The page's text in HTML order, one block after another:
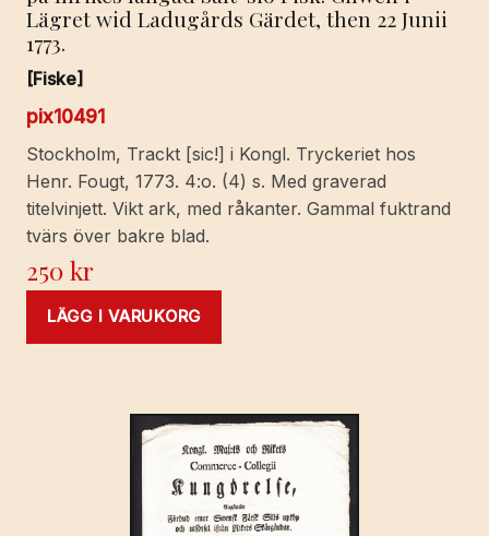
Lägret wid Ladugårds Gärdet, then 22 Junii
1773.
[Fiske]
pix10491
Stockholm, Trackt [sic!] i Kongl. Tryckeriet hos
Henr. Fougt, 1773. 4:o. (4) s. Med graverad
titelvinjett. Vikt ark, med råkanter. Gammal fuktrand
tvärs över bakre blad.
250kr
LÄGG I VARUKORG